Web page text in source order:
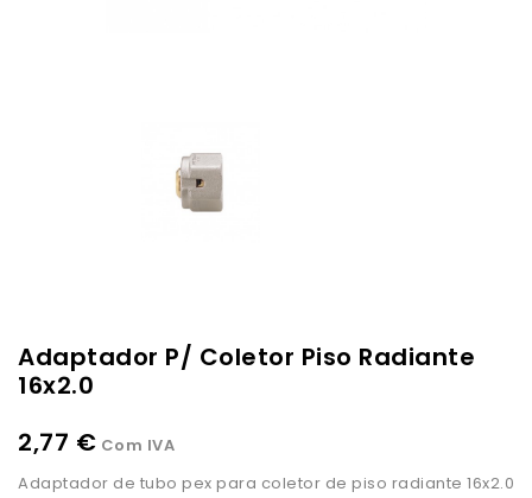
Adaptador P/ Coletor Piso Radiante
16x2.0
2,77 € Com IVA
Adaptador de tubo pex para coletor de piso radiante 16x2.0